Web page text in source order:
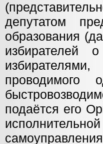
депутатом
образования
избирателей
проводимого
подаётся его